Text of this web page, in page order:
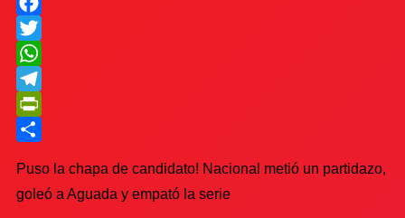
Facebook
Twitter
WhatsApp
Telegram
PrintFriendly
Puso la chapa de candidato! Nacional metió un partidazo,
goleó a Aguada y empató la serie